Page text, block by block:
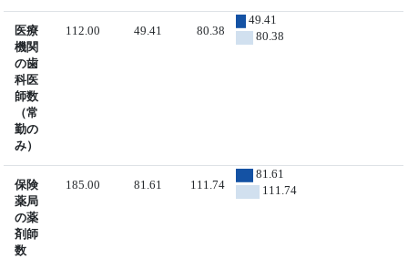
医療
機関
の歯
科医
師数
（常
勤の
み）
112.00 49.41 80.38
49.41
80.38
保険
薬局
の薬
剤師
数
185.00 81.61 111.74
81.61
111.74